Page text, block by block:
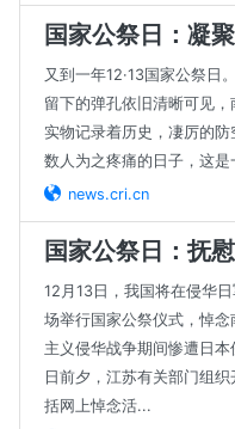
国家公祭日：凝
又到一年12·13国家公祭日
留下的弹孔依旧清晰可见
实物记录着历史，凄厉的
数人为之疼痛的日子，这
news.cri.cn
国家公祭日：抚
12月13日，我国将在侵华
场举行国家公祭仪式，悼
主义侵华战争期间惨遭日
日前夕，江苏有关部门组
括网上悼念活...